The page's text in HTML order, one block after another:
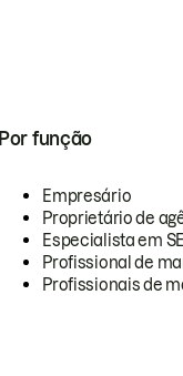
Por função
Empresário
Proprietário de
Especialista em
Profissional de
Profissionais de